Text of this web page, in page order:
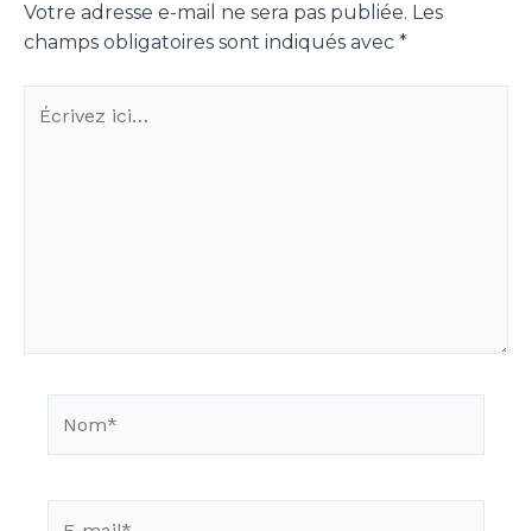
Votre adresse e-mail ne sera pas publiée. Les
champs obligatoires sont indiqués avec *